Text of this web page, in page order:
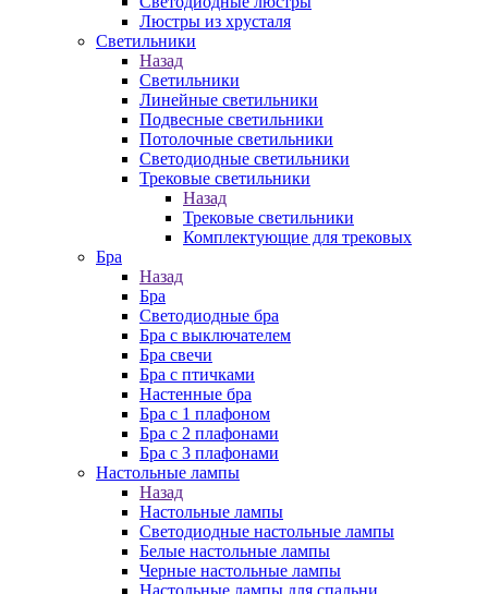
Люстры из хрусталя
Светильники
Назад
Светильники
Линейные светильники
Подвесные светильники
Потолочные светильники
Светодиодные светильники
Трековые светильники
Назад
Трековые светильники
Комплектующие для трековых
Бра
Назад
Бра
Светодиодные бра
Бра с выключателем
Бра свечи
Бра с птичками
Настенные бра
Бра с 1 плафоном
Бра с 2 плафонами
Бра с 3 плафонами
Настольные лампы
Назад
Настольные лампы
Светодиодные настольные лампы
Белые настольные лампы
Черные настольные лампы
Настольные лампы для спальни